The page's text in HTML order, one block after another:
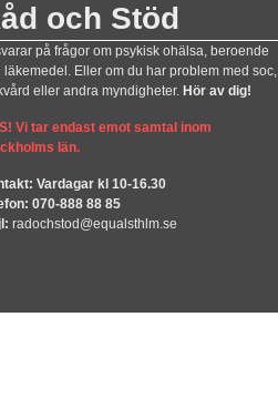
och Stöd
på frågor om psykisk ohälsa, beroende
läkemedel. Eller om du har problem med soc,
eller andra myndigheter. Hör av dig!
Vi tar endast emot samtal inom
län.
Vardagar kl 10-16.30
070-888 88 85
radochstod@equalsthlm.se